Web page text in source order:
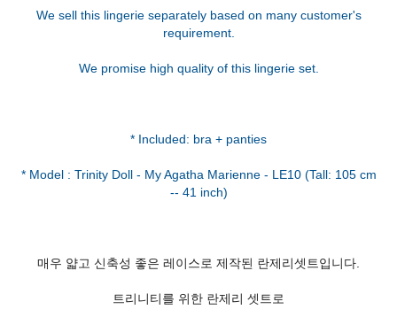
We sell this lingerie separately based on many customer's
requirement.
We promise high quality of this lingerie set.
* Included: bra + panties
* Model : Trinity Doll - My Agatha Marienne - LE10 (Tall: 105 cm
매우 얇고 신축성 좋은 레이스로 제작된 란제리셋트입니다.
트리니티를 위한 란제리 셋트로